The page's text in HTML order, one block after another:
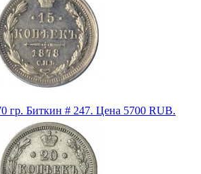
гр. Биткин # 247. Цена 5700 RUB.